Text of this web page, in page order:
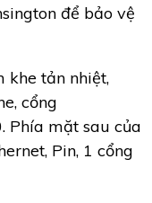
để bảo vệ
khe tản nhiệt,
cổng
Phía mặt sau của
Pin, 1 cổng